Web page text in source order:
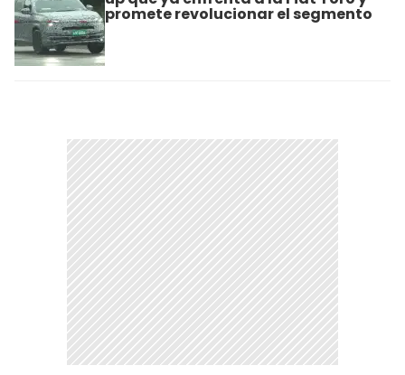
promete revolucionar el segmento